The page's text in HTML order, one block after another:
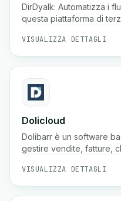
DirDyalk: Automatizza i
questa piattaforma di
VISUALIZZA DETTAGLI
Dolicloud
Dolibarr è un software
gestire vendite, fatture,
VISUALIZZA DETTAGLI